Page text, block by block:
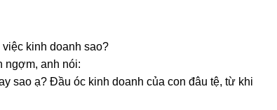
kinh doanh ѕao?
ngợm, anh nói:
ѕao ạ? Đầu óc kinh doanh của con đâu tệ, từ khi